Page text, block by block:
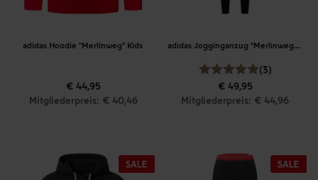
adidas Hoodie "Merlinweg" Kids
€ 44,95
Mitgliederpreis: € 40,46
adidas Jogginganzug "Merlinweg" Kids
(3)
€ 49,95
Mitgliederpreis: € 44,96